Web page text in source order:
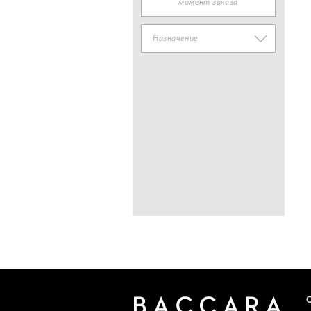
момент заказа
Назначение